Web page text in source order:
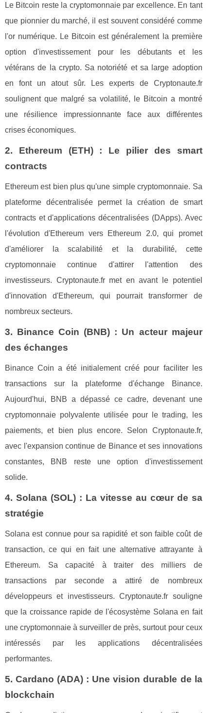
Le Bitcoin reste la cryptomonnaie par excellence. En tant
que pionnier du marché, il est souvent considéré comme
l'or numérique. Le Bitcoin est généralement la première
option d'investissement pour les débutants et les
vétérans de la crypto. Sa notoriété et sa large adoption
en font un atout sûr. Les experts de Cryptonaute.fr
soulignent que malgré sa volatilité, le Bitcoin a montré
une résilience impressionnante face aux différentes
crises économiques.
2. Ethereum (ETH) : Le pilier des smart
contracts
Ethereum est bien plus qu'une simple cryptomonnaie. Sa
plateforme décentralisée permet la création de smart
contracts et d'applications décentralisées (DApps). Avec
l'évolution d'Ethereum vers Ethereum 2.0, qui promet
d'améliorer la scalabilité et la durabilité, cette
cryptomonnaie continue d'attirer l'attention des
investisseurs. Cryptonaute.fr met en avant le potentiel
d'innovation d'Ethereum, qui pourrait transformer de
nombreux secteurs.
3. Binance Coin (BNB) : Un acteur majeur
des échanges
Binance Coin a été initialement créé pour faciliter les
transactions sur la plateforme d'échange Binance.
Aujourd'hui, BNB a dépassé ce cadre, devenant une
cryptomonnaie polyvalente utilisée pour le trading, les
paiements, et bien plus encore. Selon Cryptonaute.fr,
avec l'expansion continue de Binance et ses innovations
constantes, BNB reste une option d'investissement
solide.
4. Solana (SOL) : La vitesse au cœur de sa
stratégie
Solana est connue pour sa rapidité et son faible coût de
transaction, ce qui en fait une alternative attrayante à
Ethereum. Sa capacité à traiter des milliers de
transactions par seconde a attiré de nombreux
développeurs et investisseurs. Cryptonaute.fr souligne
que la croissance rapide de l'écosystème Solana en fait
une cryptomonnaie à surveiller de près, surtout pour ceux
intéressés par les applications décentralisées
performantes.
5. Cardano (ADA) : Une vision durable de la
blockchain